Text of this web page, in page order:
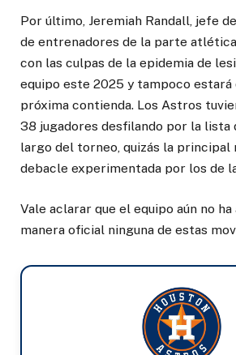
Por último, Jeremiah Randall, jefe
de entrenadores de la parte
con las culpas de la epidemia de
equipo este 2025 y tampoco estará
próxima contienda. Los Astros
38 jugadores desfilando por la lista
largo del torneo, quizás la principal
debacle experimentada por los de
Vale aclarar que el equipo aún no ha
manera oficial ninguna de estas